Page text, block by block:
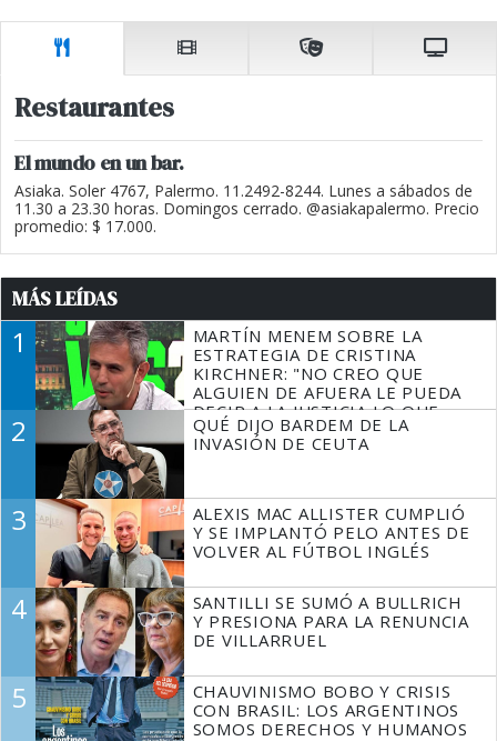
Restaurantes
El mundo en un bar.
Asiaka. Soler 4767, Palermo. 11.2492-8244. Lunes a sábados de
11.30 a 23.30 horas. Domingos cerrado. @asiakapalermo. Precio
promedio: $ 17.000.
MÁS LEÍDAS
1
MARTÍN MENEM SOBRE LA
ESTRATEGIA DE CRISTINA
KIRCHNER: "NO CREO QUE
ALGUIEN DE AFUERA LE PUEDA
DECIR A LA JUSTICIA LO QUE
TIENE QUE HACER"
2
QUÉ DIJO BARDEM DE LA
INVASIÓN DE CEUTA
3
ALEXIS MAC ALLISTER CUMPLIÓ
Y SE IMPLANTÓ PELO ANTES DE
VOLVER AL FÚTBOL INGLÉS
4
SANTILLI SE SUMÓ A BULLRICH
Y PRESIONA PARA LA RENUNCIA
DE VILLARRUEL
5
CHAUVINISMO BOBO Y CRISIS
CON BRASIL: LOS ARGENTINOS
SOMOS DERECHOS Y HUMANOS